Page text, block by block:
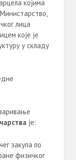
којима
лица
које је
у складу
je:
закупа по
физичког